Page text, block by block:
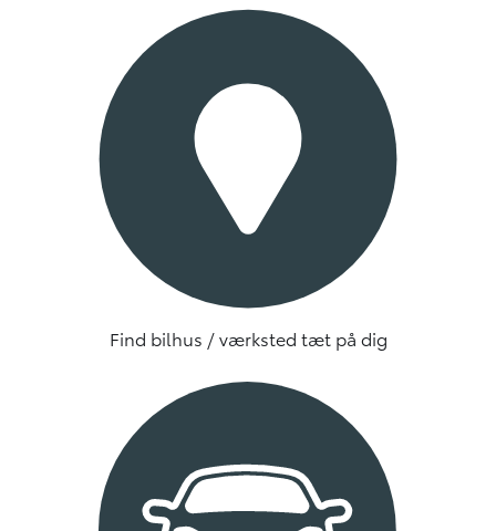
Find bilhus / værksted tæt på dig